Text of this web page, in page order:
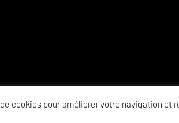
cookies pour améliorer votre navigation et